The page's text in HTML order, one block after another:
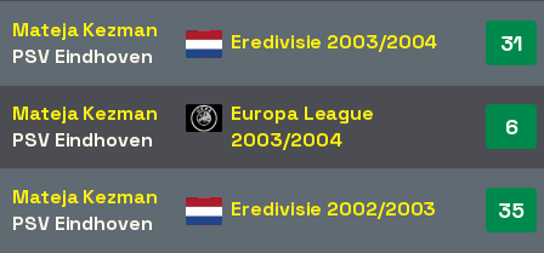
Mateja Kezman
PSV Eindhoven
Eredivisie 2003/2004 31
Mateja Kezman
PSV Eindhoven
Europa League
2003/2004
6
Mateja Kezman
PSV Eindhoven
Eredivisie 2002/2003 35